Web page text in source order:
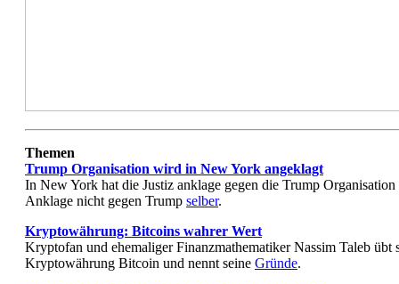
Themen
Trump Organisation wird in New York angeklagt
In New York hat die Justiz anklage gegen die Trump
Anklage nicht gegen Trump selber.
Kryptowährung: Bitcoins wahrer Wert
Kryptofan und ehemaliger Finanzmathematiker Nassim Taleb
Kryptowährung Bitcoin und nennt seine Gründe.